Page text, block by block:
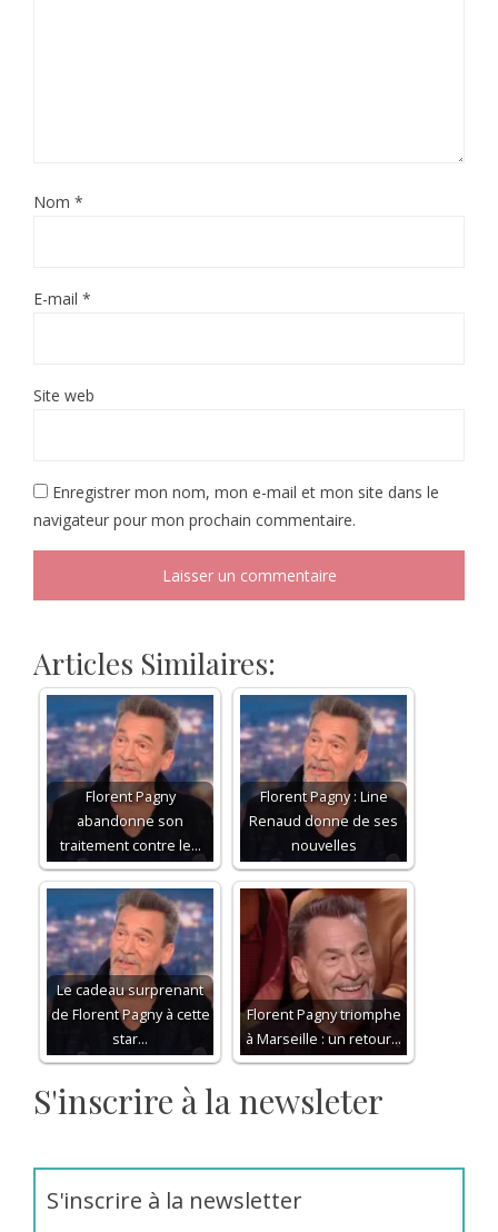
Nom *
E-mail *
Site web
Enregistrer mon nom, mon e-mail et mon site dans le
navigateur pour mon prochain commentaire.
Articles Similaires:
Florent Pagny
abandonne son
traitement contre le…
Florent Pagny : Line
Renaud donne de ses
nouvelles
Le cadeau surprenant
de Florent Pagny à cette
star…
Florent Pagny triomphe
à Marseille : un retour…
S'inscrire à la newsleter
S'inscrire à la newsletter